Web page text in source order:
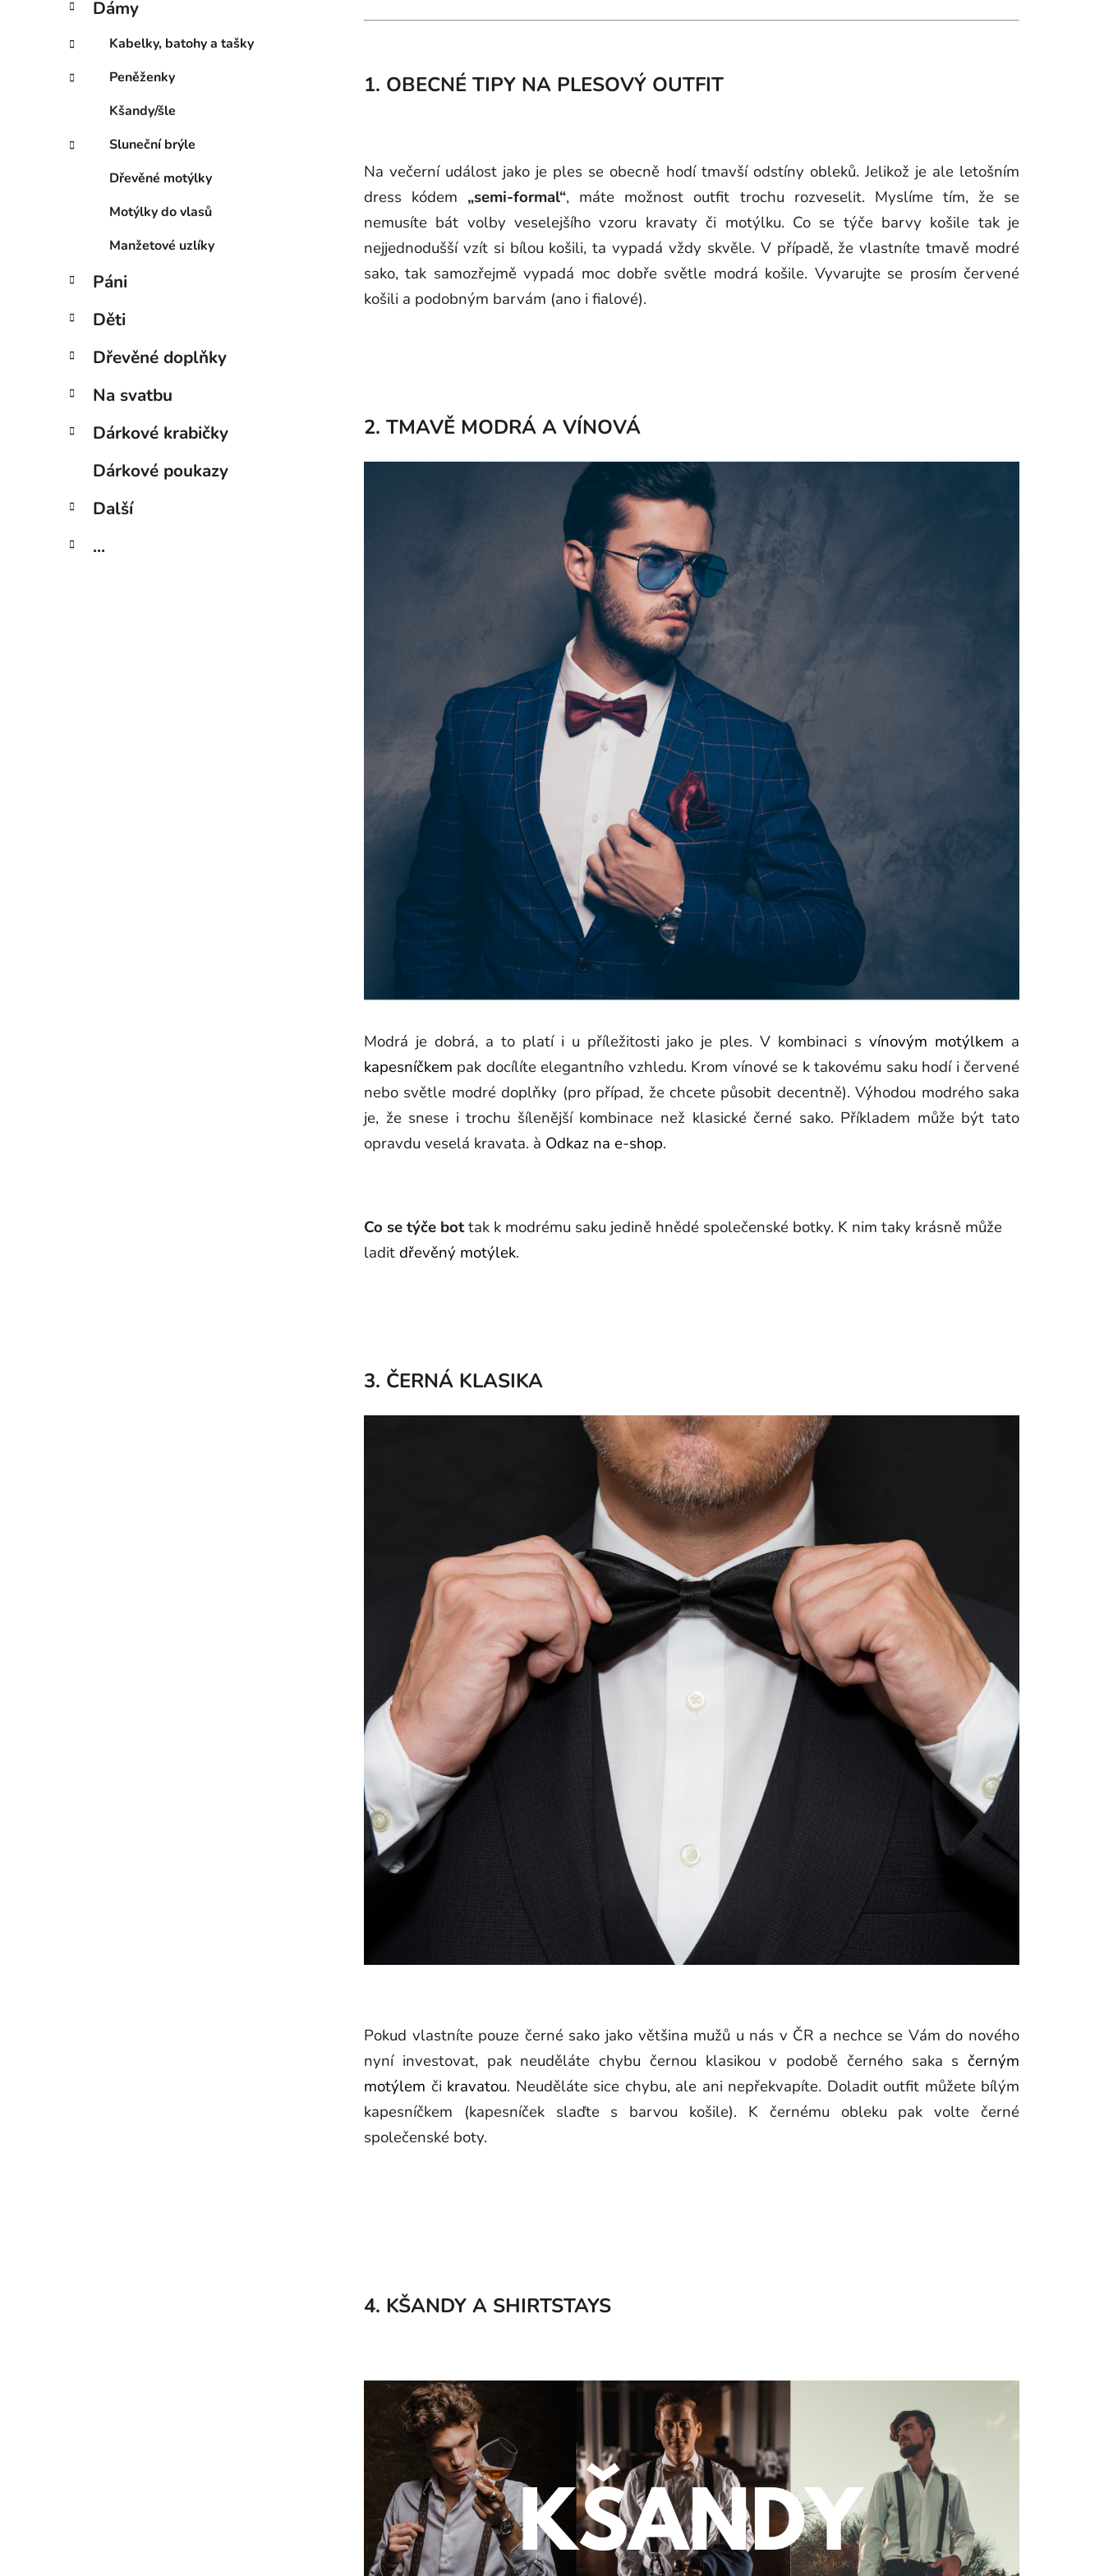
p
a
e
e
o
i
Dámy
Kabelky, batohy a tašky
Peněženky
Kšandy/šle
Sluneční brýle
Dřevěné motýlky
Motýlky do vlasů
Manžetové uzlíky
Páni
Děti
Dřevěné doplňky
Na svatbu
Dárkové krabičky
Dárkové poukazy
Další
...
1. OBECNÉ TIPY NA PLESOVÝ OUTFIT
Na večerní událost jako je ples se obecně hodí tmavší odstíny obleků. Jelikož je ale letošním
dress kódem „semi-formal“, máte možnost outfit trochu rozveselit. Myslíme tím, že se
nemusíte bát volby veselejšího vzoru kravaty či motýlku. Co se týče barvy košile tak je
nejjednodušší vzít si bílou košili, ta vypadá vždy skvěle. V případě, že vlastníte tmavě modré
sako, tak samozřejmě vypadá moc dobře světle modrá košile. Vyvarujte se prosím červené
košili a podobným barvám (ano i fialové).
2. TMAVĚ MODRÁ A VÍNOVÁ
Modrá je dobrá, a to platí i u příležitosti jako je ples. V kombinaci svínovým motýlkem a
kapesníčkem pak docílíte elegantního vzhledu. Krom vínové se k takovému saku hodí i červené
nebo světle modré doplňky (pro případ, že chcete působit decentně). Výhodou modrého saka
je, že snese i trochu šílenější kombinace než klasické černé sako. Příkladem může být tato
opravdu veselá kravata. à Odkaz na e-shop.
Co se týče bottak k modrému saku jedině hnědé společenské botky. K nim taky krásně může
laditdřevěný motýlek.
3. ČERNÁ KLASIKA
Pokud vlastníte pouze černé sako jako většina mužů u nás v ČR a nechce se Vám do nového
nyní investovat, pak neuděláte chybu černou klasikou v podobě černého saka s černým
motýlem či kravatou. Neuděláte sice chybu, ale ani nepřekvapíte. Doladit outfit můžete bílým
kapesníčkem (kapesníček slaďte s barvou košile). K černému obleku pak volte černé
společenské boty.
4. KŠANDY A SHIRTSTAYS